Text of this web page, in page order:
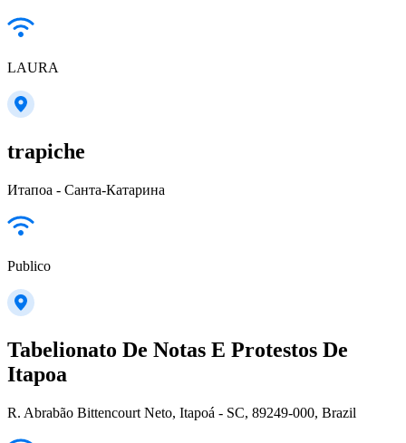
LAURA
trapiche
Итапоа - Санта-Катарина
Publico
Tabelionato De Notas E Protestos De
Itapoa
R. Abrabão Bittencourt Neto, Itapoá - SC, 89249-000, Brazil